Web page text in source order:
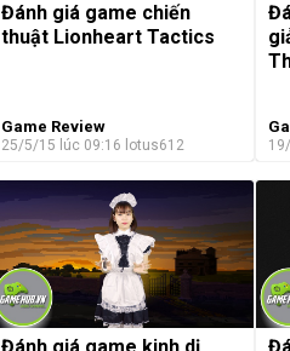
Đánh giá game chiến
thuật Lionheart Tactics
Game Review
25/5/15 lúc 09:16 lotus612